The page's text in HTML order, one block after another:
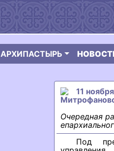
АРХИПАСТЫРЬ
11
Очередная
Под